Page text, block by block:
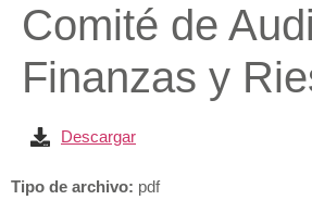
Comité de
Finanzas y
Descargar
Tipo de archivo: pdf